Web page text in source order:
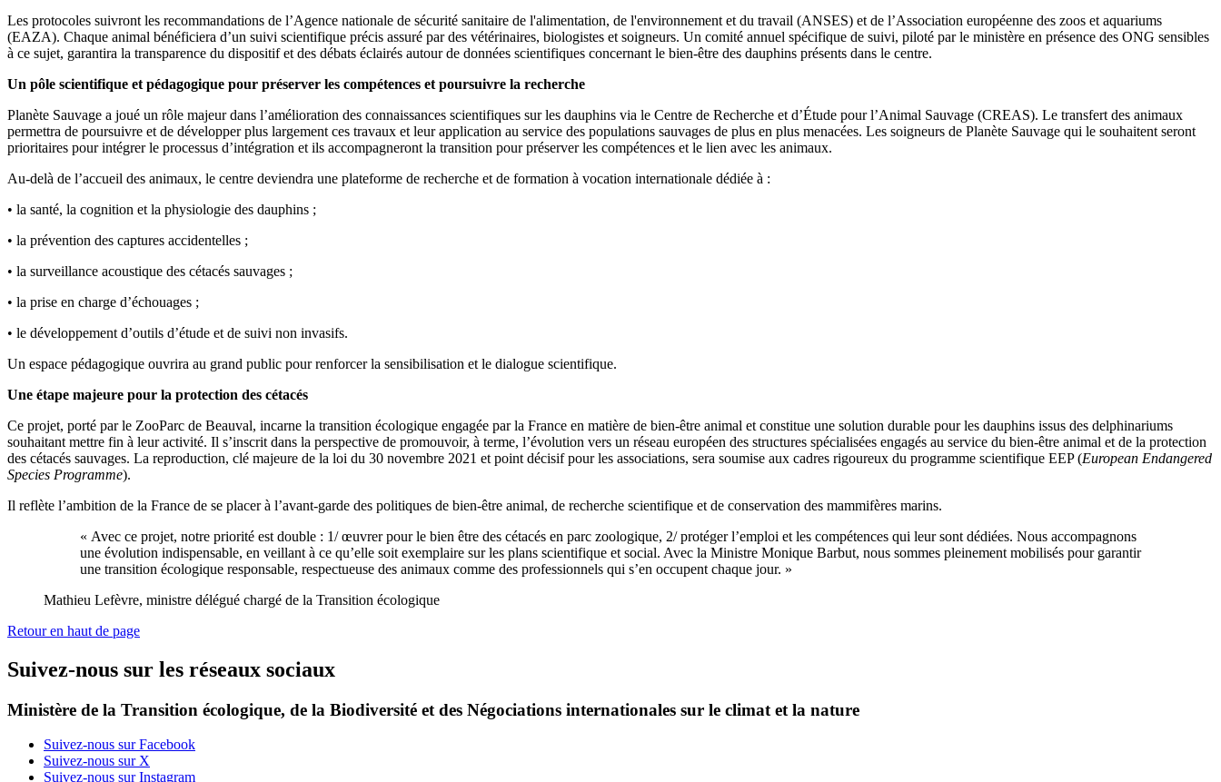
Les protocoles suivront les recommandations de l’Agence nationale de sécurité sanitaire de l'alimentation, de l'environnement et du travail (ANSES) et de l’Association européenne des zoos et aquariums
(EAZA). Chaque animal bénéficiera d’un suivi scientifique précis assuré par des vétérinaires, biologistes et soigneurs. Un comité annuel spécifique de suivi, piloté par le ministère en présence des ONG sensibles
à ce sujet, garantira la transparence du dispositif et des débats éclairés autour de données scientifiques concernant le bien-être des dauphins présents dans le centre.
Un pôle scientifique et pédagogique pour préserver les compétences et poursuivre la recherche
Planète Sauvage a joué un rôle majeur dans l’amélioration des connaissances scientifiques sur les dauphins via le Centre de Recherche et d’Étude pour l’Animal Sauvage (CREAS). Le transfert des animaux
permettra de poursuivre et de développer plus largement ces travaux et leur application au service des populations sauvages de plus en plus menacées. Les soigneurs de Planète Sauvage qui le souhaitent seront
prioritaires pour intégrer le processus d’intégration et ils accompagneront la transition pour préserver les compétences et le lien avec les animaux.
Au-delà de l’accueil des animaux, le centre deviendra une plateforme de recherche et de formation à vocation internationale dédiée à :
• la santé, la cognition et la physiologie des dauphins ;
• la prévention des captures accidentelles ;
• la surveillance acoustique des cétacés sauvages ;
• la prise en charge d’échouages ;
• le développement d’outils d’étude et de suivi non invasifs.
Un espace pédagogique ouvrira au grand public pour renforcer la sensibilisation et le dialogue scientifique.
Une étape majeure pour la protection des cétacés
Ce projet, porté par le ZooParc de Beauval, incarne la transition écologique engagée par la France en matière de bien-être animal et constitue une solution durable pour les dauphins issus des delphinariums
souhaitant mettre fin à leur activité. Il s’inscrit dans la perspective de promouvoir, à terme, l’évolution vers un réseau européen des structures spécialisées engagés au service du bien-être animal et de la protection
des cétacés sauvages. La reproduction, clé majeure de la loi du 30 novembre 2021 et point décisif pour les associations, sera soumise aux cadres rigoureux du programme scientifique EEP (European Endangered
Species Programme).
Il reflète l’ambition de la France de se placer à l’avant-garde des politiques de bien-être animal, de recherche scientifique et de conservation des mammifères marins.
« Avec ce projet, notre priorité est double : 1/ œuvrer pour le bien être des cétacés en parc zoologique, 2/ protéger l’emploi et les compétences qui leur sont dédiées. Nous accompagnons
une évolution indispensable, en veillant à ce qu’elle soit exemplaire sur les plans scientifique et social. Avec la Ministre Monique Barbut, nous sommes pleinement mobilisés pour garantir
une transition écologique responsable, respectueuse des animaux comme des professionnels qui s’en occupent chaque jour. »
Mathieu Lefèvre, ministre délégué chargé de la Transition écologique
Retour en haut de page
Suivez-nous sur les réseaux sociaux
Ministère de la Transition écologique, de la Biodiversité et des Négociations internationales sur le climat et la nature
Suivez-nous sur Facebook
Suivez-nous sur X
Suivez-nous sur Instagram